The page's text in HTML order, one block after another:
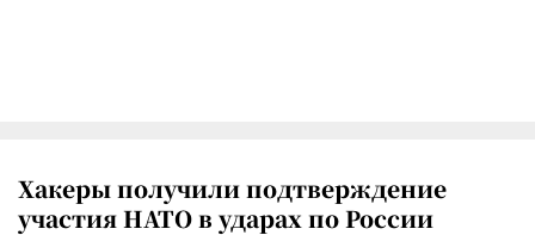
Хакеры получили подтверждение
участия НАТО в ударах по России